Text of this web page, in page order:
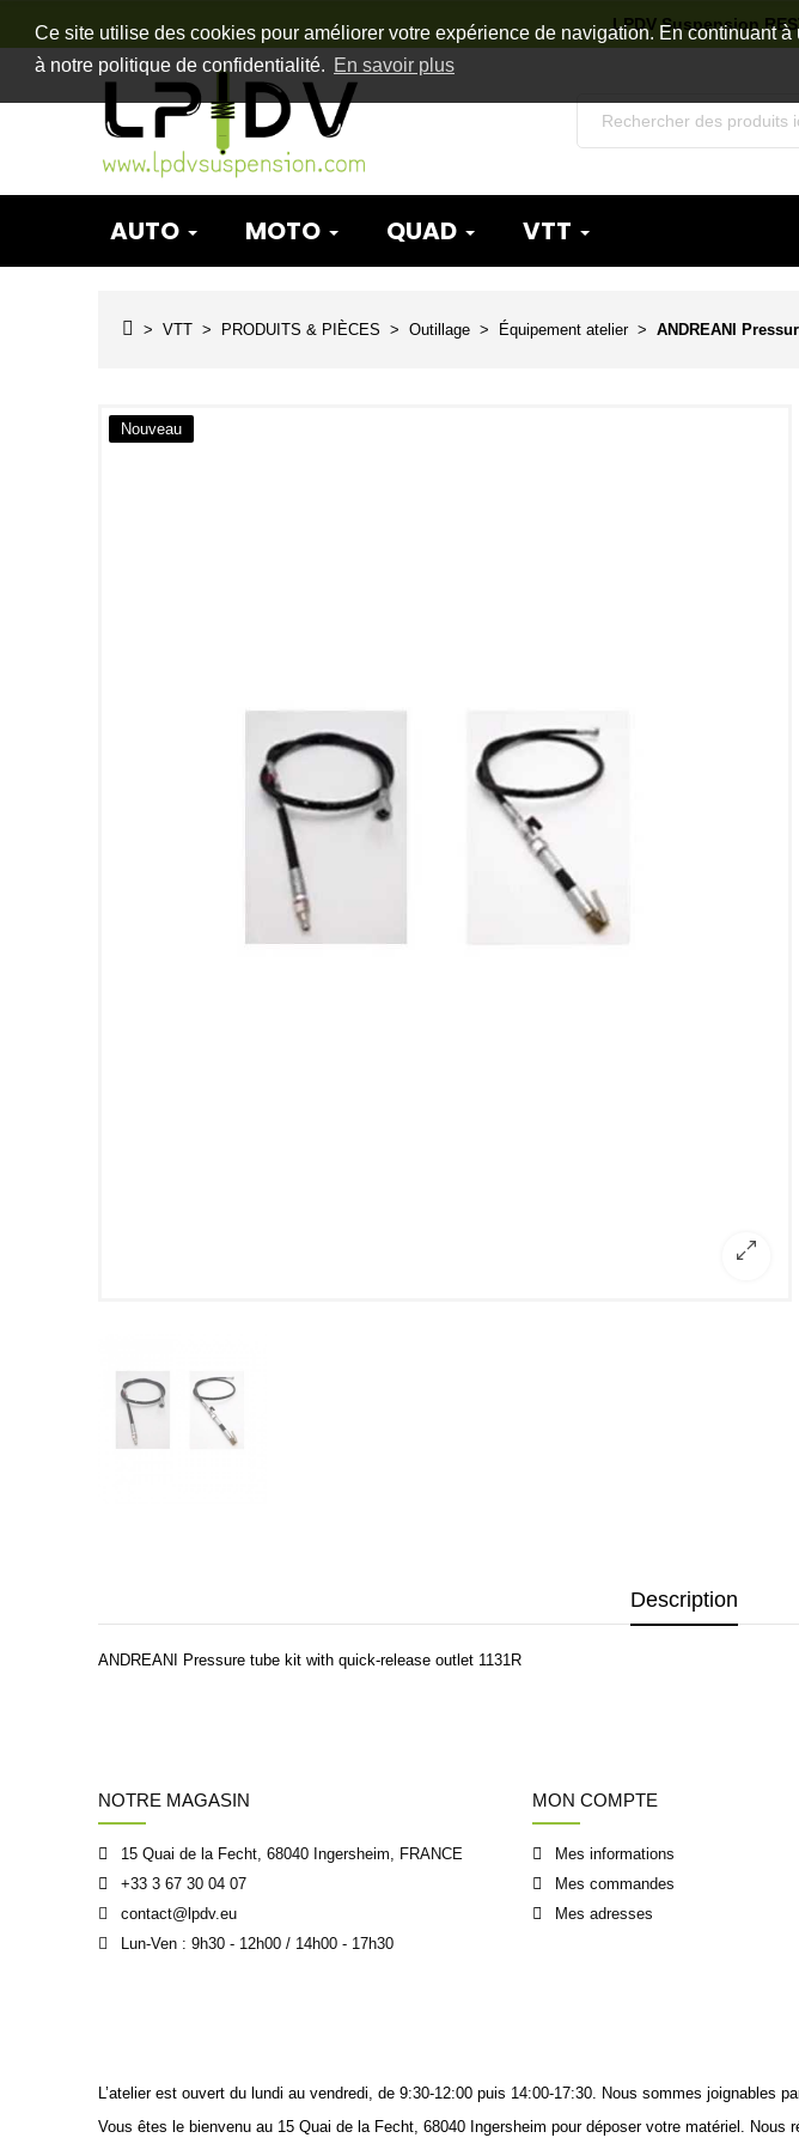
Ce site utilise des cookies pour améliorer votre expérience de navigation. En continuant
à notre politique de confidentialité. En savoir plus
LPDV Suspension
AUTO MOTO QUAD VTT
VTT PRODUITS & PIÈCES Outillage Équipement atelier ANDREANI
Nouveau
Description
ANDREANI Pressure tube kit with quick-release outlet 1131R
NOTRE MAGASIN
15 Quai de la Fecht, 68040 Ingersheim, FRANCE
+33 3 67 30 04 07
contact@lpdv.eu
Lun-Ven : 9h30 - 12h00 / 14h00 - 17h30
MON COMPTE
Mes informations
Mes commandes
Mes adresses
L’atelier est ouvert du lundi au vendredi, de 9:30-12:00 puis 14:00-17:30. Nous sommes joignables
Vous êtes le bienvenu au 15 Quai de la Fecht, 68040 Ingersheim pour déposer votre matériel.